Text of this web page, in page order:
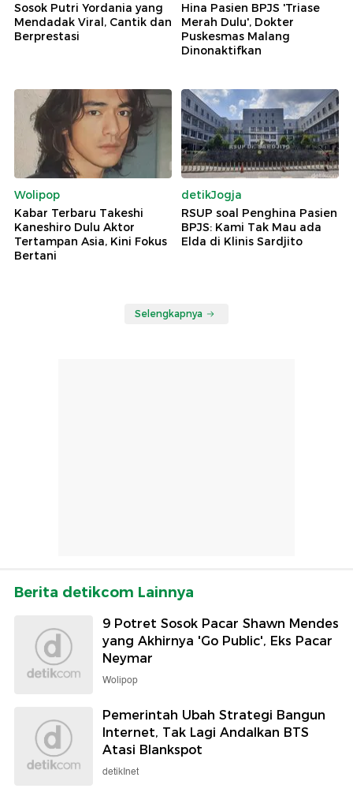
Sosok Putri Yordania yang
Mendadak Viral, Cantik dan
Berprestasi
Hina Pasien BPJS 'Triase
Merah Dulu', Dokter
Puskesmas Malang
Dinonaktifkan
Wolipop
Kabar Terbaru Takeshi
Kaneshiro Dulu Aktor
Tertampan Asia, Kini Fokus
Bertani
detikJogja
RSUP soal Penghina Pasien
BPJS: Kami Tak Mau ada
Elda di Klinis Sardjito
Selengkapnya
Berita detikcom Lainnya
9 Potret Sosok Pacar Shawn Mendes
yang Akhirnya 'Go Public', Eks Pacar
Neymar
Wolipop
Pemerintah Ubah Strategi Bangun
Internet, Tak Lagi Andalkan BTS
Atasi Blankspot
detikInet